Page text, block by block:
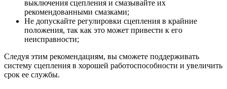
выключения сцепления и смазывайте их
рекомендованными смазками;
Не допускайте регулировки сцепления в крайние
положения, так как это может привести к его
неисправности;
Следуя этим рекомендациям, вы сможете поддерживать
систему сцепления в хорошей работоспособности и увеличить
срок ее службы.